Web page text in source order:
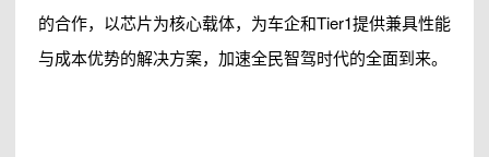
的合作，以芯片为核心载体，为车企和Tier1提供兼具性能
与成本优势的解决方案，加速全民智驾时代的全面到来。